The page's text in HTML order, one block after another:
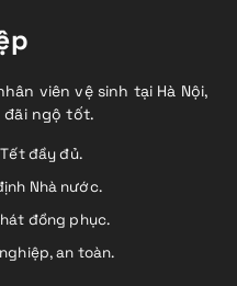
viên vệ sinh tại Hà Nội,
đãi ngộ tốt.
đầy đủ.
Nhà nước.
đồng phục.
an toàn.